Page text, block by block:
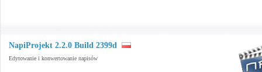
NapiProjekt 2.2.0 Build 2399d
Edytowanie i konwertowanie napisów